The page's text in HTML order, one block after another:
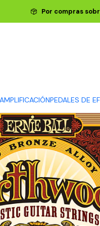
AMPLIFICACIÓNPEDALES DE
Por compras
CUERDAS ERNIE BALL